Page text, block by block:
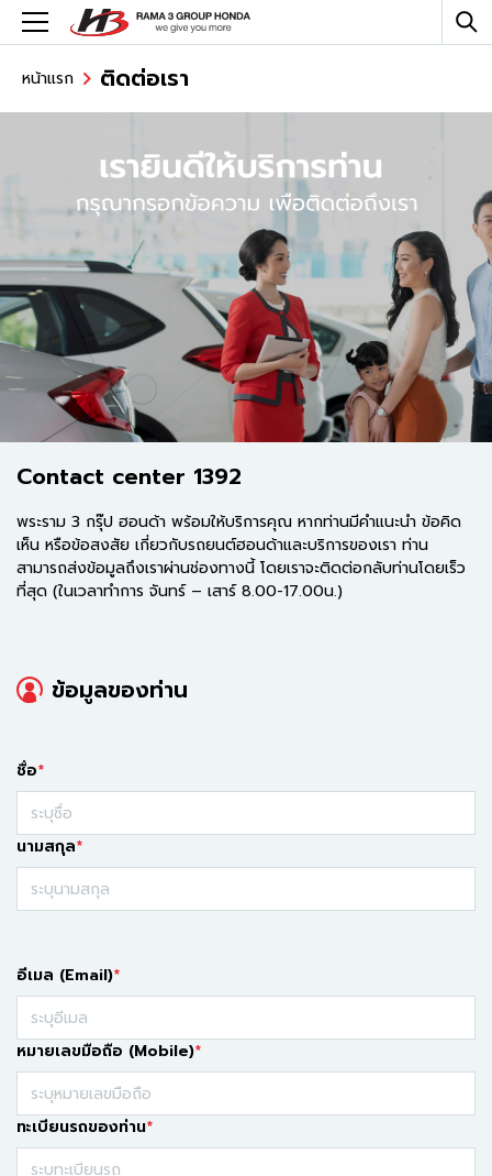
หน้าแรก ติดต่อเรา
Contact center 1392
พระราม 3 กรุ๊ป ฮอนด้า พร้อมให้บริการคุณ หากท่านมีคำแนะนำ ข้อคิด
เห็น หรือข้อสงสัย เกี่ยวกับรถยนต์ฮอนด้าและบริการของเรา ท่าน
สามารถส่งข้อมูลถึงเราผ่านช่องทางนี้ โดยเราจะติดต่อกลับท่านโดยเร็ว
ที่สุด (ในเวลาทำการ จันทร์ – เสาร์ 8.00-17.00น.)
ข้อมูลของท่าน
ชื่อ
นามสกุล
อีเมล (Email)
หมายเลขมือถือ (Mobile)
ทะเบียนรถของท่าน